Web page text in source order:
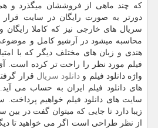
که چند ماهی از فروششان میگذرد و
دورتر به صورت رایگان در سایت قرار
سریال های خارجی نیز که کاملا رایگان
محاسبه میشود در آرشیو کامل و موضوعی
هندی و زبان های مختلف دیگر که با
فیلم مورد نظر را راحت تر کرده است.
واژه دانلود فیلم و دانلود سریال قرار
های دانلود فیلم ایران به حساب می
سایت های دانلود فیلم خواهیم پرداخت.
زیبا دارد تا جایی که میتوان گفت در بین
از نظر طراحی است اگر می خواهید تا